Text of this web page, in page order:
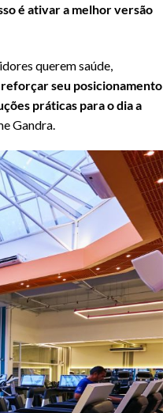
é ativar a melhor versão
querem saúde,
reforçar seu posicionamento
práticas para o dia a
Gandra.